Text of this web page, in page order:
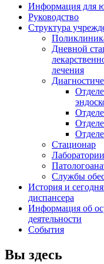
Информация для
Руководство
Структура
Дневной
лечения
Стационар
Лаборатории
Службы
История и
диспансера
Информация об
деятельности
События
Вы здесь